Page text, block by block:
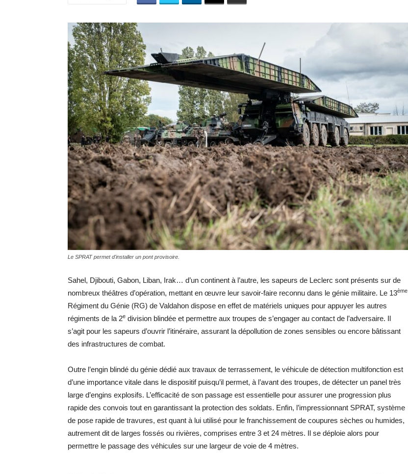
–
Hebdo25
Le SPRAT permet d'installer un pont provisoire.
Sahel, Djibouti, Gabon, Liban, Irak… d’un continent à l’autre, les sapeurs de Leclerc sont présents sur de
nombreux théâtres d’opération, mettant en œuvre leur savoir-faire reconnu dans le génie militaire. Le 13ème
Régiment du Génie (RG) de Valdahon dispose en effet de matériels uniques pour appuyer les autres
régiments de la 2e division blindée et permettre aux troupes de s’engager au contact de l’adversaire. Il
s’agit pour les sapeurs d’ouvrir l’itinéraire, assurant la dépollution de zones sensibles ou encore bâtissant
des infrastructures de combat.
Outre l’engin blindé du génie dédié aux travaux de terrassement, le véhicule de détection multifonction est
d’une importance vitale dans le dispositif puisqu’il permet, à l’avant des troupes, de détecter un panel très
large d’engins explosifs. L’efficacité de son passage est essentielle pour assurer une progression plus
rapide des convois tout en garantissant la protection des soldats. Enfin, l’impressionnant SPRAT, système
de pose rapide de travures, est quant à lui utilisé pour le franchissement de coupures sèches ou humides,
autrement dit de larges fossés ou rivières, comprises entre 3 et 24 mètres. Il se déploie alors pour
permettre le passage des véhicules sur une largeur de voie de 4 mètres.